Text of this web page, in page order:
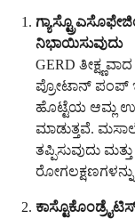
ನಿಭಾಯಿಸುವುದು
GERD
ಪ್ರೋಟಾನ್ ಪಂಪ್
ಹೊಟ್ಟೆಯ ಆಮ್ಲ
ಮಾಡುತ್ತವೆ.
ತಪ್ಪಿಸುವುದು